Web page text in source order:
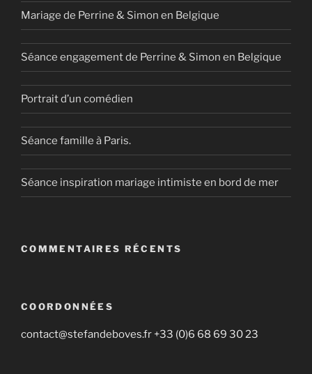
Mariage de Perrine & Simon en Belgique
Séance engagement de Perrine & Simon en Belgique
Portrait d’un comédien
Séance famille à Paris.
Séance inspiration mariage intimiste en bord de mer
COMMENTAIRES RÉCENTS
COORDONNÉES
contact@stefandeboves.fr +33 (0)6 68 69 30 23